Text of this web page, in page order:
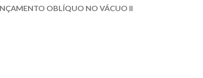
OBLÍQUO NO VÁCUO II